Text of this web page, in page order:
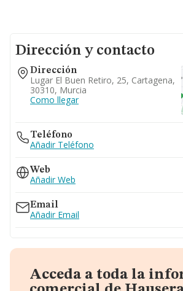
Dirección y contacto
Dirección
Lugar El Buen Retiro, 25, Cartagena,
30310, Murcia
Como llegar
Teléfono
Añadir Teléfono
Web
Añadir Web
Email
Añadir Email
Acceda a toda la